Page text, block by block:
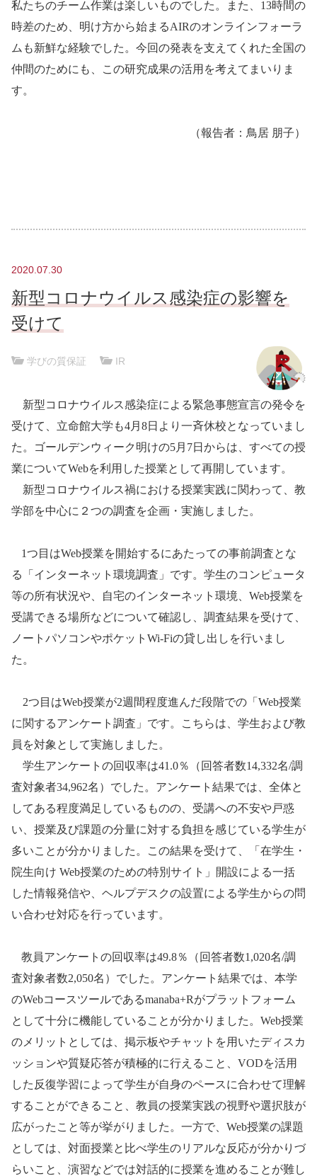
私たちのチーム作業は楽しいものでした。また、 13時間の
時差のため、明け方から始まるAIRのオンラインフォーラ
ムも新鮮な経験でした。今回の発表を支えてくれた全国の
仲間のためにも、この研究成果の活用を考えてまいりま
す。
（報告者：鳥居 朋子）
2020.07.30
新型コロナウイルス感染症の影響を
受けて
学びの質保証 IR
新型コロナウイルス感染症による緊急事態宣言の発令を
受けて、立命館大学も4月 8日より一斉休校となっていまし
た。
ゴールデンウィーク明けの5月 7日からは、すべての授
業についてWebを利用した授業として再開しています。
新型コロナウイルス禍における授業実践に関わって、教
学部を中心に２つの調査を企画・実施しました。
1つ目はWeb授業を開始するにあたっての事前調査とな
る「インターネット環境調査」です。学生のコンピュータ
等の所有状況や、自宅のインターネット環境、 Web授業を
受講できる場所などについて確認し、調査結果を受けて、
ノートパソコンやポケット Wi-Fiの貸し出しを行いまし
た。
2つ目はWeb授業が2週間程度進んだ段階での「 Web授業
に関するアンケート調査」です。こちらは、学生および教
員を対象として実施しました。
学生アンケートの回収率は41.0％（回答者数14,332名/調
査対象者34,962名）でした。アンケート結果では、全体と
してある程度満足しているものの、受講への不安や戸惑
い、授業及び課題の分量に対する負担を感じている学生が
多いことが分かりました。この結果を受けて、「在学生・
院生向け Web授業のための特別サイト」開設による一括
した情報発信や、ヘルプデスクの設置による学生からの問
い合わせ対応を行っています。
教員アンケートの回収率は49.8％（回答者数1,020名/調
査対象者数2,050名）でした。アンケート結果では、本学
のWebコースツールであるmanaba+Rがプラットフォーム
として十分に機能していることが分かりました。 Web授業
のメリットとしては、掲示板やチャットを用いたディスカ
ッションや質疑応答が積極的に行えること、 VODを活用
した反復学習によって学生が自身のペースに合わせて理解
することができること、教員の授業実践の視野や選択肢が
広がったこと等が挙がりました。一方で、 Web授業の課題
としては、対面授業と比べ学生のリアルな反応が分かりづ
らいこと、演習などでは対話的に授業を進めることが難し